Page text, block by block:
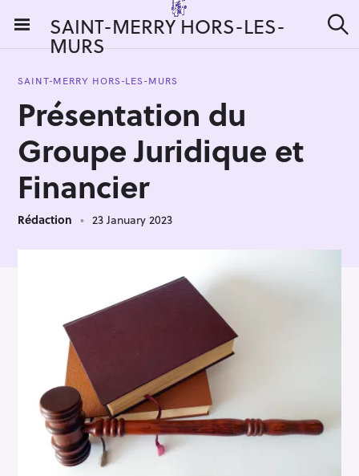
i
SAINT-MERRY HORS-LES-
MURS e
SAINT-MERRY HORS-LES-MURS
Présentation du
Groupe Juridique et
Financier
Rédaction 23 January 2023